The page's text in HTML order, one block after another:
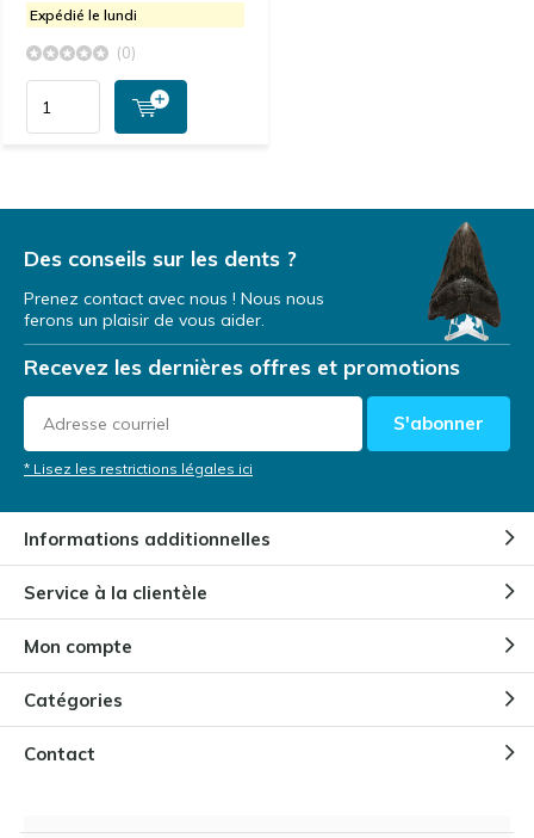
Expédié le lundi
(0)
Des conseils sur les dents ?
Prenez contact avec nous ! Nous nous
ferons un plaisir de vous aider.
Recevez les dernières offres et promotions
S'abonner
* Lisez les restrictions légales ici
Informations additionnelles
Service à la clientèle
Mon compte
Catégories
Contact